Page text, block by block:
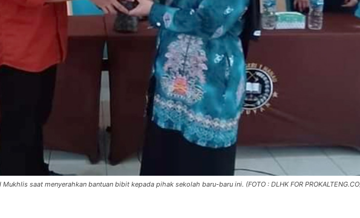
saat menyerahkan bantuan bibit kepada pihak sekolah baru-baru ini. (FOTO : DLHK FOR